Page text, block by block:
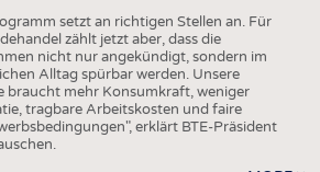
setzt an richtigen Stellen an. Für
zählt jetzt aber, dass die
nicht nur angekündigt, sondern im
Alltag spürbar werden. Unsere
braucht mehr Konsumkraft, weniger
tragbare Arbeitskosten und faire
erklärt BTE-Präsident